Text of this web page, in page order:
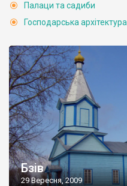
Палаци та садиби
Господарська архітектура
Бзів
29 Вересня, 2009